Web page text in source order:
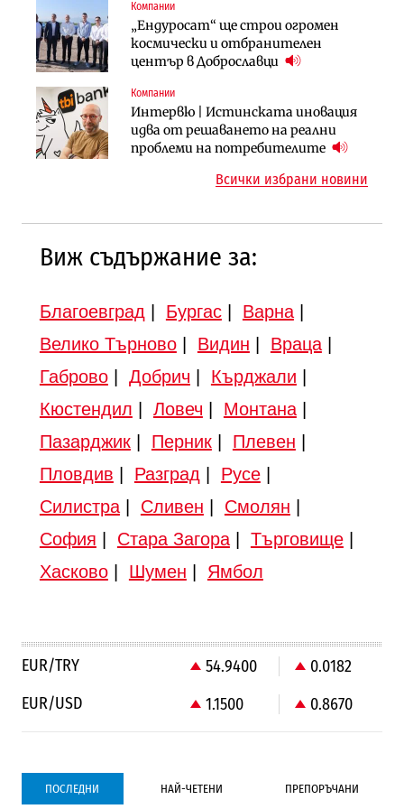
Компании
„Ендуросат“ ще строи огромен
космически и отбранителен
център в Доброславци
Компании
Интервю | Истинската иновация
идва от решаването на реални
проблеми на потребителите
Компании
„Хювефарма“ подписа договор за
придобиване на Euroapi Italy
Инфраструктура
АПИ възложи промяната на
парцеларния план за
Градоустройство
Столична община избра
изпълнител за преместването на
трамвайното трасе по бул.
Инфраструктура
Вторият мост над Варненското
езеро става част от бъдещата
Всички избрани новини
Виж съдържание за:
Благоевград Бургас| Варна|
Велико Търново| Видин Враца|
Габрово| Добрич Кърджали
Кюстендил
Ловеч Монтана|
Пазарджик| Перник| Плевен
Пловдив
Разград Русе|
Силистра| Сливен Смолян
София
Стара Загора| Търговище|
Хасково| Шумен Ямбол
EUR/TRY 54.9400
0.0182
EUR/USD
1.1500 0.8670
ПОСЛЕДНИ НАЙ-ЧЕТЕНИ ПРЕПОРЪЧАНИ